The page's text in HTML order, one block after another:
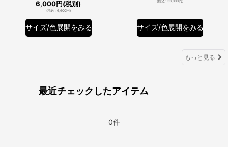
6,000円(税別)
(税込: 6,600円)
サイズ/色展開をみる
(税込: 33,000円)
サイズ/色展開をみる
もっと見る
最近チェックしたアイテム
0件